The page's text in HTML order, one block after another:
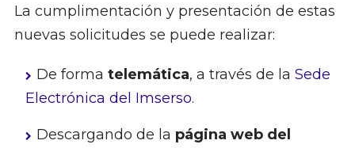
La cumplimentación y presentación de estas
nuevas solicitudes se puede realizar:
De forma telemática, a través de la Sede
Electrónica del Imserso.
Descargando de la página web del